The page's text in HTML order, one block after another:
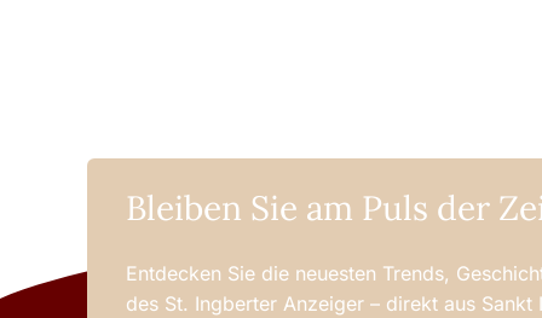
Bleiben Sie am Puls der
Entdecken Sie die neuesten Trends,
des St. Ingberter Anzeiger – direkt aus